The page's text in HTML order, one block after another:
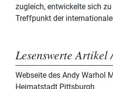
zugleich, entwickelte sich
Treffpunkt der
Lesenswerte Artikel
Webseite des Andy Warhol
Heimatstadt Pittsburgh